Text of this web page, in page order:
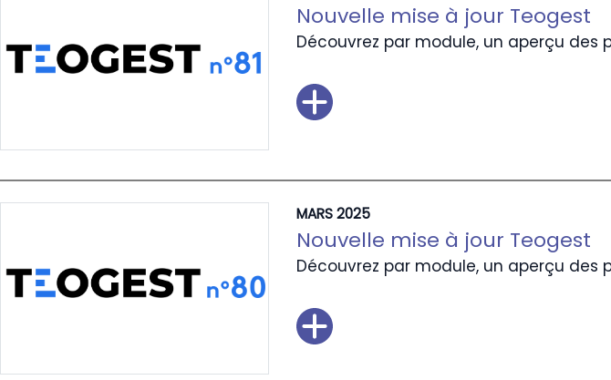
Nouvelle mise à jour Teogest
Découvrez par module, un aperçu
MARS 2025
Nouvelle mise à jour Teogest
Découvrez par module, un aperçu